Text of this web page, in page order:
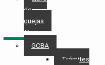
de
quejas
TRÁMITES
GCBA
Trámites